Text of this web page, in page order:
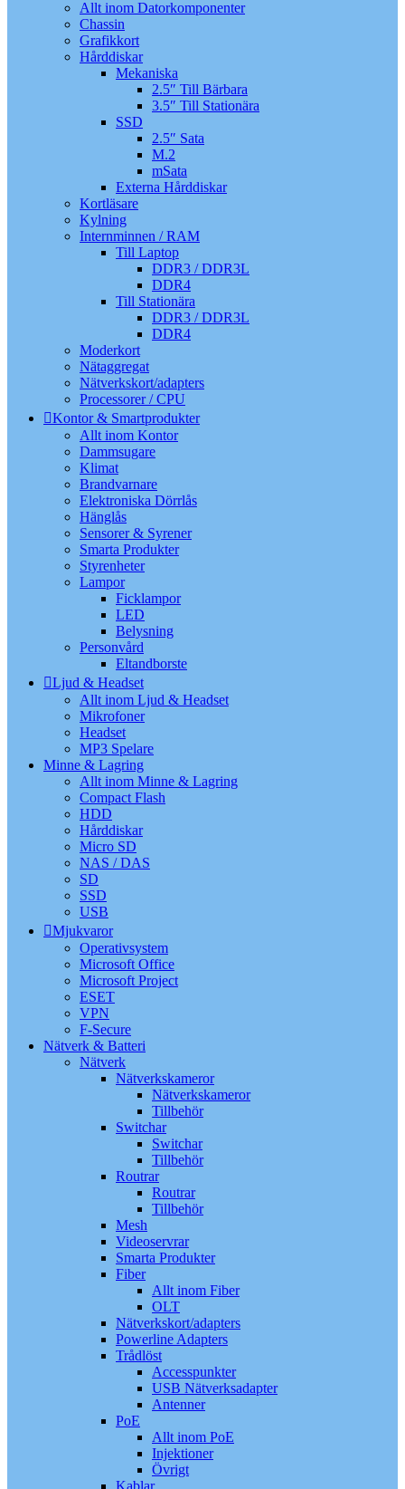
Allt inom Datorkomponenter
Chassin
Grafikkort
Hårddiskar
Mekaniska
2.5″ Till Bärbara
3.5″ Till Stationära
SSD
2.5″ Sata
M.2
mSata
Externa Hårddiskar
Kortläsare
Kylning
Internminnen / RAM
Till Laptop
DDR3 / DDR3L
DDR4
Till Stationära
DDR3 / DDR3L
DDR4
Moderkort
Nätaggregat
Nätverkskort/adapters
Processorer / CPU
Kontor & Smartprodukter
Allt inom Kontor
Dammsugare
Klimat
Brandvarnare
Elektroniska Dörrlås
Hänglås
Sensorer & Syrener
Smarta Produkter
Styrenheter
Lampor
Ficklampor
LED
Belysning
Personvård
Eltandborste
Ljud & Headset
Allt inom Ljud & Headset
Mikrofoner
Headset
MP3 Spelare
Minne & Lagring
Allt inom Minne & Lagring
Compact Flash
HDD
Hårddiskar
Micro SD
NAS / DAS
SD
SSD
USB
Mjukvaror
Operativsystem
Microsoft Office
Microsoft Project
ESET
VPN
F-Secure
Nätverk & Batteri
Nätverk
Nätverkskameror
Nätverkskameror
Tillbehör
Switchar
Switchar
Tillbehör
Routrar
Routrar
Tillbehör
Mesh
Videoservrar
Smarta Produkter
Fiber
Allt inom Fiber
OLT
Nätverkskort/adapters
Powerline Adapters
Trådlöst
Accesspunkter
USB Nätverksadapter
Antenner
PoE
Allt inom PoE
Injektioner
Övrigt
Kablar